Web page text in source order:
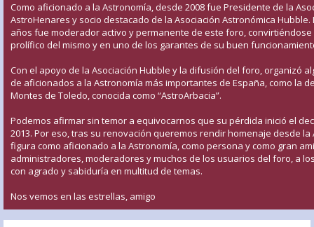
Como aficionado a la Astronomía, desde 2008 fue Presidente de la
AstroHenares y socio destacado de la Asociación Astronómica Hubble.
años fue moderador activo y permanente de este foro,
prolífico del mismo y en uno de los garantes de su buen
Con el apoyo de la Asociación Hubble y la difusión del foro, organizó
de aficionados a la Astronomía más importantes de España, como la
Montes de Toledo, conocida como “AstroArbacia”.
Podemos afirmar sin temor a equivocarnos que su pérdida inició el
2013. Por eso, tras su renovación queremos rendir homenaje desde la
figura como aficionado a la Astronomía, como persona y como gran
administradores, moderadores y muchos de los usuarios del foro, a
con agrado y sabiduría en multitud de temas.
Nos vemos en las estrellas, amigo